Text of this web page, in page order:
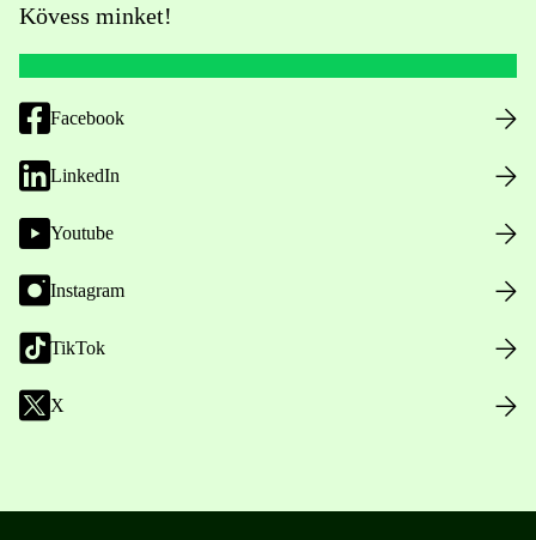
Kövess minket!
Facebook
LinkedIn
Youtube
Instagram
TikTok
X